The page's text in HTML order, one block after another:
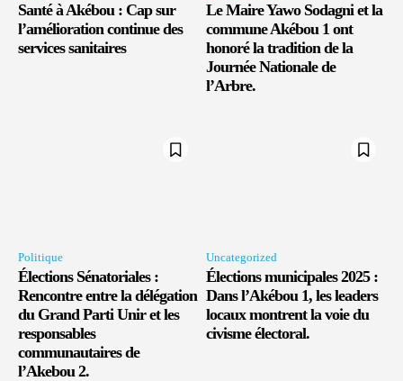
Santé à Akébou : Cap sur
l’amélioration continue des
services sanitaires
Le Maire Yawo Sodagni et la
commune Akébou 1 ont
honoré la tradition de la
Journée Nationale de
l’Arbre.
Politique
Élections Sénatoriales :
Rencontre entre la délégation
du Grand Parti Unir et les
responsables
communautaires de
l’Akebou 2.
Uncategorized
Élections municipales 2025 :
Dans l’Akébou 1, les leaders
locaux montrent la voie du
civisme électoral.